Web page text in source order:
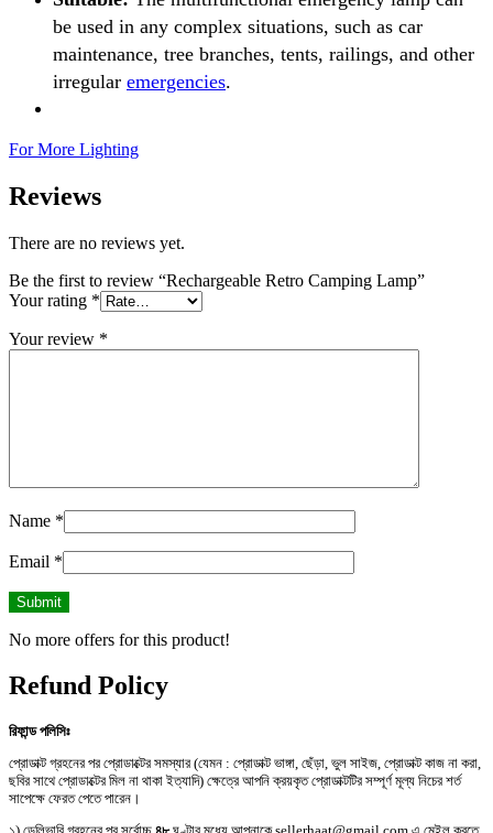
be used in any complex situations, such as car
maintenance, tree branches, tents, railings, and other
irregular emergencies.
For More Lighting
Reviews
There are no reviews yet.
Be the first to review “Rechargeable Retro Camping Lamp”
Your rating *
Your review *
Name *
Email *
No more offers for this product!
Refund Policy
রিফান্ড পলিসিঃ
প্রোডাক্ট গ্রহনের পর প্রোডাক্টের সমস্যার (যেমন : প্রোডাক্ট ভাঙ্গা, ছেঁড়া, ভুল সাইজ, প্রোডাক্ট কাজ না করা,
ছবির সাথে প্রোডাক্টের মিল না থাকা ইত্যাদি) ক্ষেত্রে আপনি ক্রয়কৃত প্রোডাক্টটির সম্পূর্ণ মূল্য নিচের শর্ত
সাপেক্ষে ফেরত পেতে পারেন।